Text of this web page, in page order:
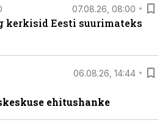
07.08.26, 08:00
kerkisid Eesti suurimateks
06.08.26, 14:44
ehitushanke